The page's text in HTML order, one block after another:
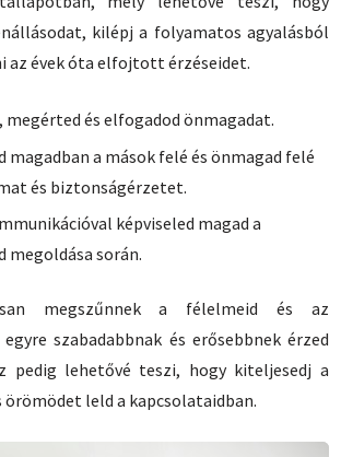
kilépj a folyamatos agyalásból
az évek óta elfojtott érzéseidet.
megérted és elfogadod önmagadat.
a mások felé és önmagad felé
és biztonságérzetet.
képviseled magad a
megoldása során.
megszűnnek a félelmeid és az
szabadabbnak és erősebbnek érzed
pedig lehetővé teszi, hogy kiteljesedj a
örömödet leld a kapcsolataidban.